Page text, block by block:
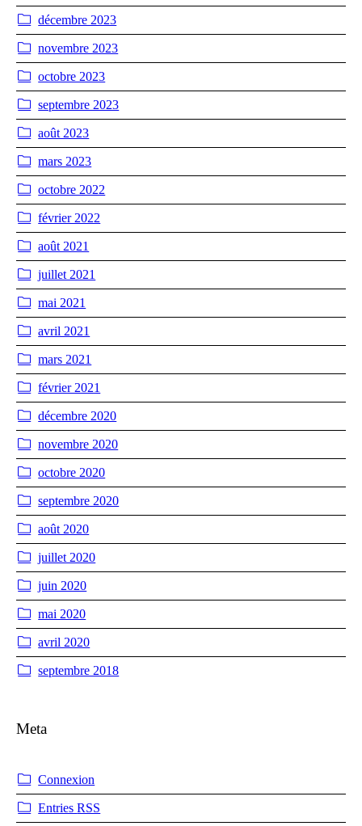
décembre 2023
novembre 2023
octobre 2023
septembre 2023
août 2023
mars 2023
octobre 2022
février 2022
août 2021
juillet 2021
mai 2021
avril 2021
mars 2021
février 2021
décembre 2020
novembre 2020
octobre 2020
septembre 2020
août 2020
juillet 2020
juin 2020
mai 2020
avril 2020
septembre 2018
Meta
Connexion
EntriesRSS